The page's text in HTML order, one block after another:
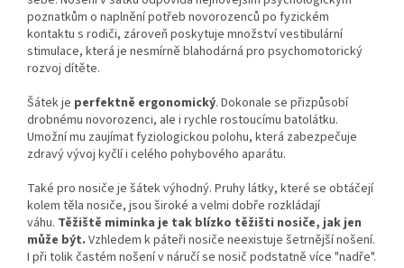
poznatkům o naplnění potřeb novorozenců po fyzickém
kontaktu s rodiči, zároveň poskytuje množství vestibulární
stimulace, která je nesmírně blahodárná pro psychomotorický
rozvoj dítěte.
Šátek je perfektně ergonomický. Dokonale se přizpůsobí
drobnému novorozenci, ale i rychle rostoucímu batolátku.
Umožní mu zaujímat fyziologickou polohu, která zabezpečuje
zdravý vývoj kyčlí i celého pohybového aparátu.
Také pro nosiče je šátek výhodný. Pruhy látky, které se obtáčejí
kolem těla nosiče, jsou široké a velmi dobře rozkládají
váhu. Těžiště miminka je tak blízko těžišti nosiče, jak jen
může být. Vzhledem k páteři nosiče neexistuje šetrnější nošení.
I při tolik častém nošení v náručí se nosič podstatně více "nadře".